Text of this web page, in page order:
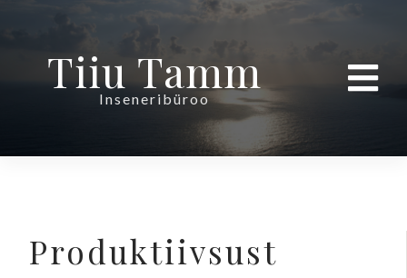
Tiiu Tamm
Inseneribüroo
Produktiivsust